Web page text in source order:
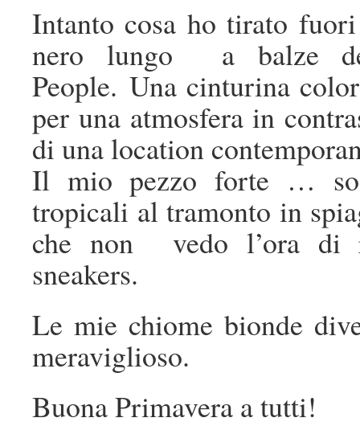
Intanto cosa ho tirato
nero lungo a balze
People. Una cinturina
per una atmosfera in
di una location
Il mio pezzo forte …
tropicali al tramonto in
che non vedo l’ora di
sneakers.
Le mie chiome bionde
meraviglioso.
Buona Primavera a tutti!